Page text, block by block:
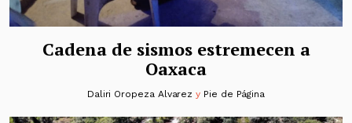
Cadena de sismos estremecen a
Oaxaca
Daliri Oropeza Alvarez y Pie de Página